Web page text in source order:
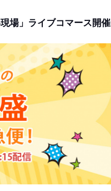
場」ライブコマース開催